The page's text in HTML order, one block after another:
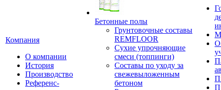
Компания
О компании
История
Производство
Референс-
Бетонные полы
Грунтовочные составы
REMFLOOR
Сухие упрочняющие
смеси (топпинги)
Составы по уходу за
свежевыложенным
бетоном